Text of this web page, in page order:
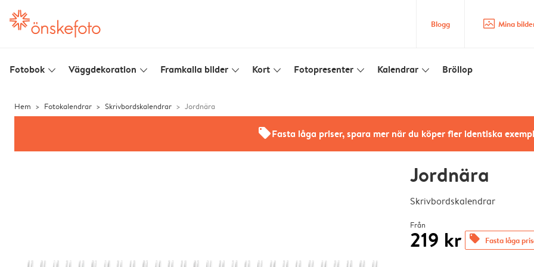
Blogg image_placeholder Mina
Fotobok slim_arrow_down Väggdekoration slim_arrow_down Framkalla bilder slim_arrow_down Kort slim_arrow_down Fotopresenter slim_arrow_down Kalendrar slim_arrow_down Bröllop
Hem Fotokalendrar Skrivbordskalendrar Jordnära
offersFasta låga priser, spara mer när du köper fler identiska
Jordnära
Skrivbordskalendrar
Från
219 kr offers Fasta låga